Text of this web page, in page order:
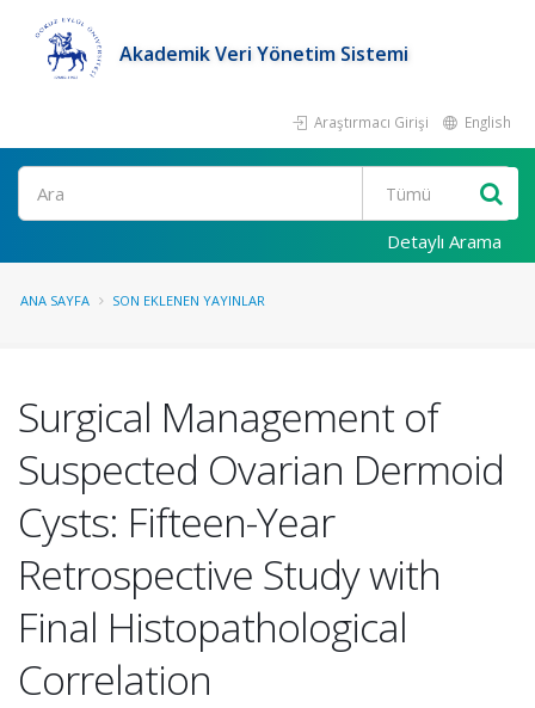
Akademik Veri Yönetim Sistemi
Araştırmacı Girişi English
Ara
Detaylı Arama
ANA SAYFA SON EKLENEN YAYINLAR
Surgical Management of
Suspected Ovarian Dermoid
Cysts: Fifteen-Year
Retrospective Study with
Final Histopathological
Correlation